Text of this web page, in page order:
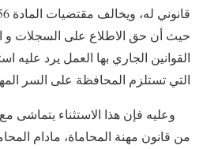
حيث أن حق الاطلاع على السجلات و
القوانين الجاري بها العمل يرد عليه
التي تستلزم المحافظة على السر
من قانون مهنة المحاماة، مادام